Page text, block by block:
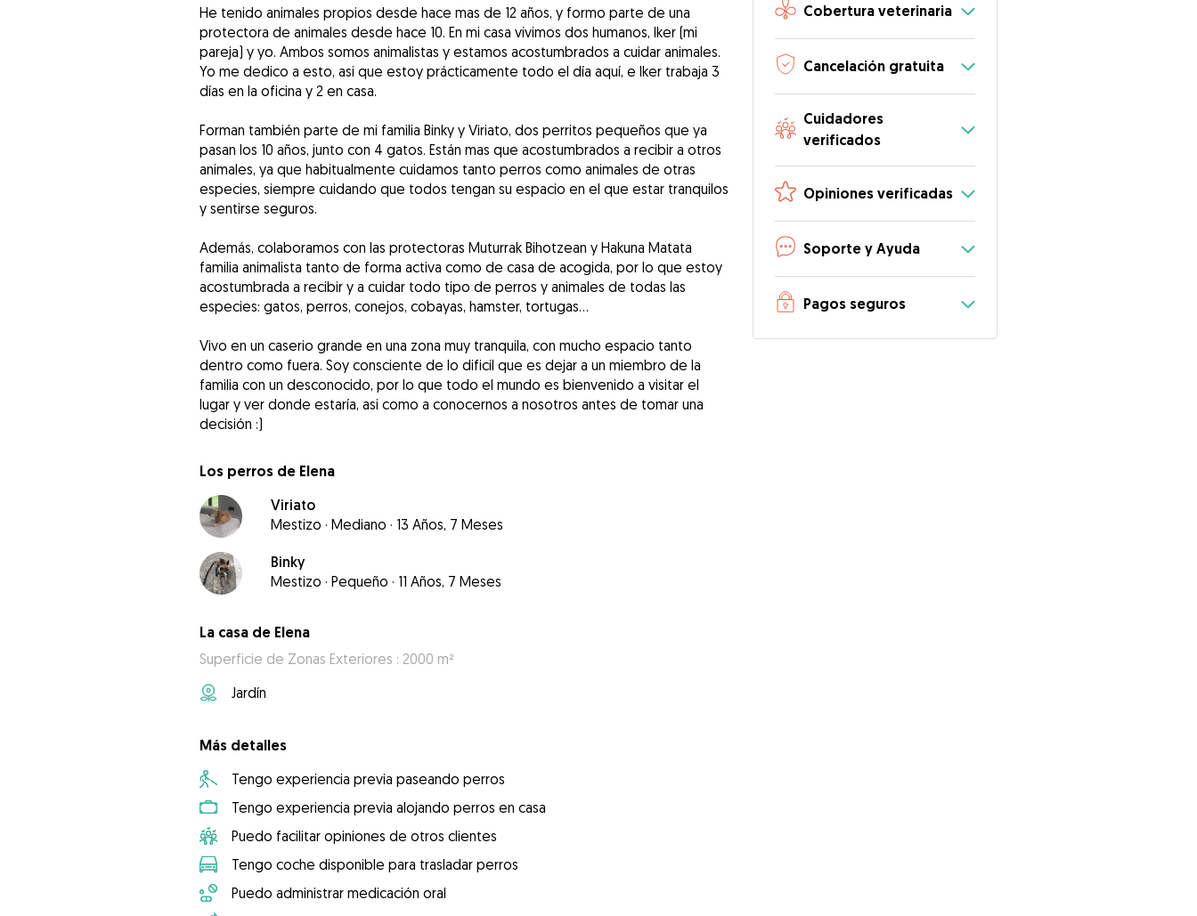
He tenido animales propios desde hace mas de 12 años, y formo parte de una
protectora de animales desde hace 10. En mi casa vivimos dos humanos, Iker (mi
pareja) y yo. Ambos somos animalistas y estamos acostumbrados a cuidar animales.
Yo me dedico a esto, asi que estoy prácticamente todo el día aquí, e Iker trabaja 3
días en la oficina y 2 en casa.
Forman también parte de mi familia Binky y Viriato, dos perritos pequeños que ya
pasan los 10 años, junto con 4 gatos. Están mas que acostumbrados a recibir a otros
animales, ya que habitualmente cuidamos tanto perros como animales de otras
especies, siempre cuidando que todos tengan su espacio en el que estar tranquilos
y sentirse seguros.
Además, colaboramos con las protectoras Muturrak Bihotzean y Hakuna Matata
familia animalista tanto de forma activa como de casa de acogida, por lo que estoy
acostumbrada a recibir y a cuidar todo tipo de perros y animales de todas las
especies: gatos, perros, conejos, cobayas, hamster, tortugas…
Vivo en un caserio grande en una zona muy tranquila, con mucho espacio tanto
dentro como fuera. Soy consciente de lo dificil que es dejar a un miembro de la
familia con un desconocido, por lo que todo el mundo es bienvenido a visitar el
lugar y ver donde estaría, asi como a conocernos a nosotros antes de tomar una
decisión :)
Los perros de Elena
Viriato
Mestizo · Mediano · 13 Años, 7 Meses
Binky
Mestizo · Pequeño · 11 Años, 7 Meses
La casa de Elena
Superficie de Zonas Exteriores : 2000 m²
Jardín
Más detalles
Tengo experiencia previa paseando perros
Tengo experiencia previa alojando perros en casa
Puedo facilitar opiniones de otros clientes
Tengo coche disponible para trasladar perros
Puedo administrar medicación oral
Cobertura veterinaria
Cancelación gratuita
Cuidadores
verificados
Opiniones verificadas
Soporte y Ayuda
Pagos seguros